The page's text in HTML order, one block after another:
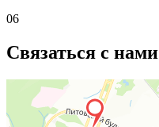
06
Связаться с нами